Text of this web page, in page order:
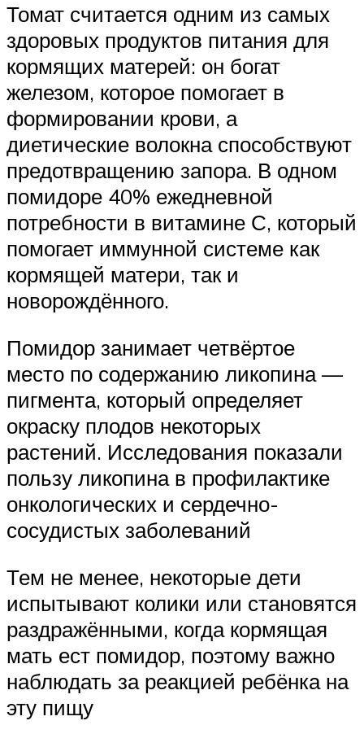
Томат считается одним из самых
здоровых продуктов питания для
кормящих матерей: он богат
железом, которое помогает в
формировании крови, а
диетические волокна способствуют
предотвращению запора. В одном
помидоре 40% ежедневной
потребности в витамине С, который
помогает иммунной системе как
кормящей матери, так и
новорождённого.
Помидор занимает четвёртое
место по содержанию ликопина —
пигмента, который определяет
окраску плодов некоторых
растений. Исследования показали
пользу ликопина в профилактике
онкологических и сердечно-
сосудистых заболеваний
Тем не менее, некоторые дети
испытывают колики или становятся
раздражёнными, когда кормящая
мать ест помидор, поэтому важно
наблюдать за реакцией ребёнка на
эту пищу